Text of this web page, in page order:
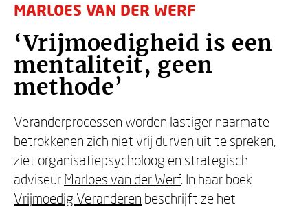
MARLOES VAN DER WERF
‘Vrijmoedigheid is een
mentaliteit, geen
methode’
Veranderprocessen worden lastiger naarmate
betrokkenen zich niet vrij durven uit te spreken,
ziet organisatiepsycholoog en strategisch
adviseur Marloes van der Werf. In haar boek
Vrijmoedig Veranderen beschrijft ze het